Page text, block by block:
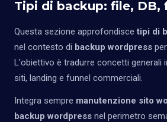
Tipi di backup: file, DB,
Questa sezione approfondiscetipi di
nel contesto di backup wordpress
L'obiettivo è tradurre concetti generali
siti, landing e funnel commerciali.
Integra sempre manutenzione sito
backup wordpress nel perimetro